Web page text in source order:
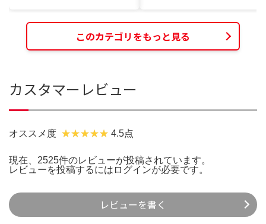
このカテゴリをもっと見る
カスタマーレビュー
オススメ度 4.5点
現在、2525件のレビューが投稿されています。
レビューを投稿するには ログインが必要です。
レビューを書く